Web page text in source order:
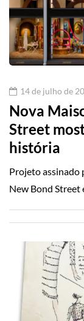
14 de julho de
Nova
Street
história
Projeto assinado
New Bond Street